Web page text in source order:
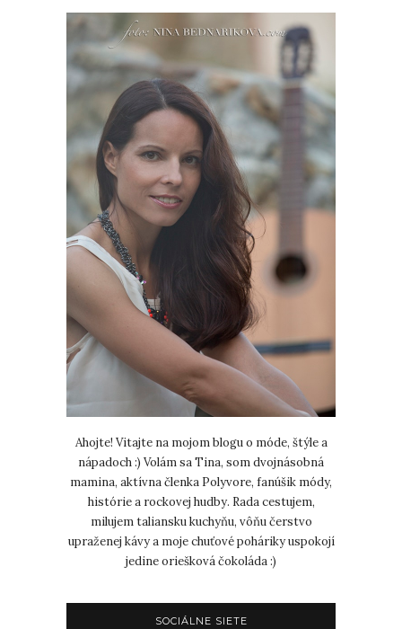
Ahojte! Vitajte na mojom blogu o móde, štýle a
nápadoch :) Volám sa Tina, som dvojnásobná
mamina, aktívna členka Polyvore, fanúšik módy,
histórie a rockovej hudby. Rada cestujem,
milujem taliansku kuchyňu, vôňu čerstvo
upraženej kávy a moje chuťové poháriky uspokojí
jedine oriešková čokoláda :)
SOCIÁLNE SIETE